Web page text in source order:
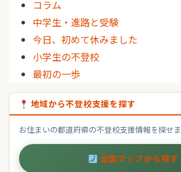
コラム
中学生・進路と受験
今日、初めて休みました
小学生の不登校
最初の一歩
地域から不登校支援を探す
お住まいの都道府県の不登校支援情報を探せ
全国マップから探す